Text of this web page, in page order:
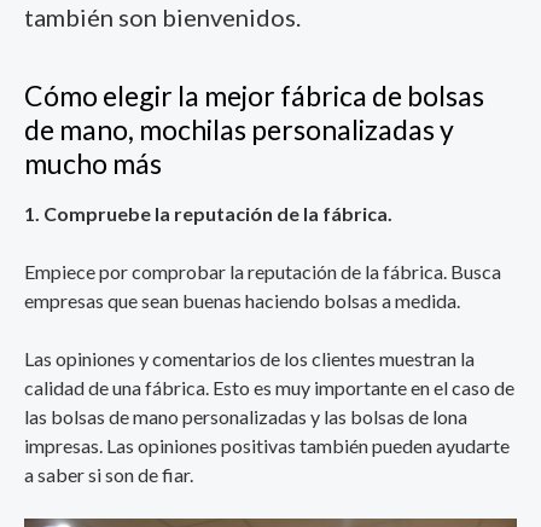
también son bienvenidos.
Cómo elegir la mejor fábrica de bolsas
de mano, mochilas personalizadas y
mucho más
1. Compruebe la reputación de la fábrica.
Empiece por comprobar la reputación de la fábrica. Busca
empresas que sean buenas haciendo bolsas a medida.
Las opiniones y comentarios de los clientes muestran la
calidad de una fábrica. Esto es muy importante en el caso de
las bolsas de mano personalizadas y las bolsas de lona
impresas. Las opiniones positivas también pueden ayudarte
a saber si son de fiar.